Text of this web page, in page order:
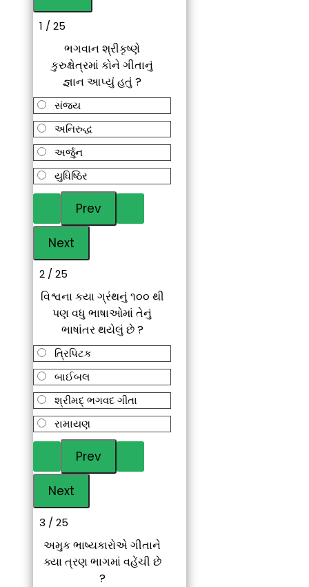
1 / 25
ભગવાન શ્રીકૃષ્ણે
કુરુક્ષેત્રમાં કોને ગીતાનું
જ્ઞાન આપ્યું હતું ?
સંજય
અનિરુદ્ધ
અર્જુન
યુધિષ્ઠિર
2 / 25
વિશ્વના કયા ગ્રંથનું ૧૦૦ થી
પણ વધુ ભાષાઓમાં તેનું
ભાષાંતર થયેલું છે ?
ત્રિપિટક
બાઈબલ
શ્રીમદ્ ભગવદ ગીતા
રામાયણ
3 / 25
અમુક ભાષ્યકારોએ ગીતાને
ક્યા ત્રણ ભાગમાં વહેંચી છે
?